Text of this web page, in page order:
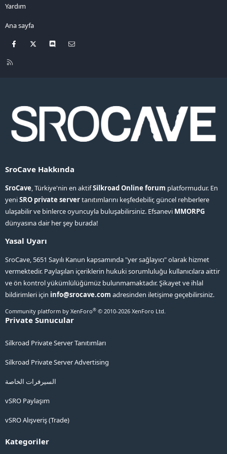
Yardım
Ana sayfa
Facebook Discord
R
SroCave Hakkında
SroCave, Türkiye'nin en aktifSilkroad Online forum platformudur. En
yeniSRO private servertanıtımlarını keşfedebilir, güncel rehberlere
ulaşabilir ve binlerce oyuncuyla buluşabilirsiniz. Efsanevi MMORPG
dünyasına dair her şey burada!
Yasal Uyarı
SroCave, 5651 Sayılı Kanun kapsamında "yer sağlayıcı" olarak hizmet
vermektedir. Paylaşılan içeriklerin hukuki sorumluluğu kullanıcılara aittir
ve ön kontrol yükümlülüğümüz bulunmamaktadır. Şikayet ve ihlal
bildirimleri için info@srocave.com adresinden iletişime geçebilirsiniz.
Community platform by XenForo® © 2010-2026 XenForo Ltd.
Private Sunucular
Silkroad Private Server Tanıtımları
Silkroad Private Server Advertising
السيرفرات الخاصة
vSRO Paylaşım
vSRO Alışveriş (Trade)
Kategoriler